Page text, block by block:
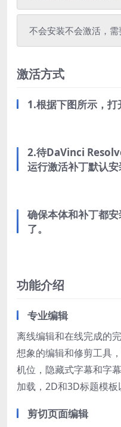
不会安装不会激活，
激活方式
1.根据下图所示，
2.待DaVinci
运行激活补丁默认
确保本体和补丁都
了。
功能介绍
专业编辑
离线编辑和在线完成的
想象的编辑和修剪工具
机位，隐藏式字幕和字
加载，2D和3D标题模板
剪切页面编辑